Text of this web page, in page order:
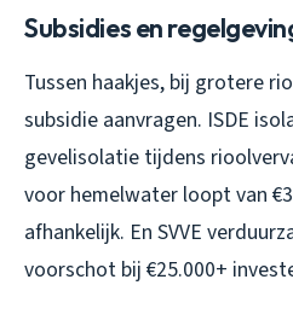
Subsidies en
Tussen haakjes, bij grotere
subsidie aanvragen. ISDE
gevelisolatie tijdens
voor hemelwater loopt van
afhankelijk. En SVVE
voorschot bij €25.000+